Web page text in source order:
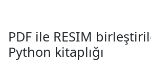
PDF ile RESIM
Python kitaplığı